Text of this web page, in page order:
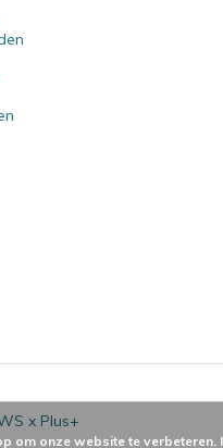
x Plus+
om onze website te verbeteren.